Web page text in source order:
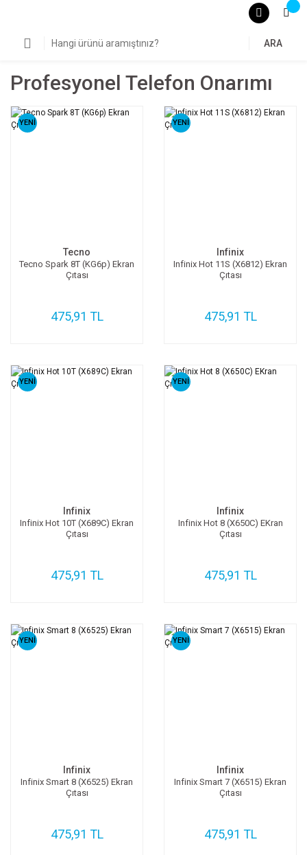
ARA
Profesyonel Telefon Onarımı
YENİ
Tecno
Tecno Spark 8T (KG6p) Ekran
Çıtası
475,91 TL
YENİ
Infinix
Infinix Hot 11S (X6812) Ekran
Çıtası
475,91 TL
YENİ
Infinix
Infinix Hot 10T (X689C) Ekran
Çıtası
475,91 TL
YENİ
Infinix
Infinix Hot 8 (X650C) EKran
Çıtası
475,91 TL
YENİ
Infinix
Infinix Smart 8 (X6525) Ekran
Çıtası
475,91 TL
YENİ
Infinix
Infinix Smart 7 (X6515) Ekran
Çıtası
475,91 TL